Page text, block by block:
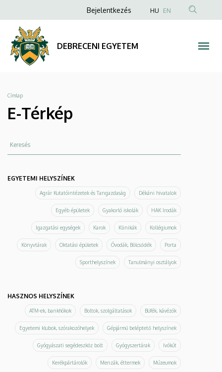
Térkép
DEBRECENI
EGYETEM
a
tartalomra
Anonim
menüje
Bejelentkezés HU EN
DEBRECENI EGYETEM
Morzsa
Címlap
E-Térkép
Keresés
EGYETEMI HELYSZÍNEK
Agrár Kutatóintézetek és Tangazdaság Dékáni hivatalok
Egyéb épületek Gyakorló iskolák HAK Irodák
Igazgatási egységek Karok Klinikák Kollégiumok
Könyvtárak Oktatási épületek Óvodák, Bölcsődék Porta
Sporthelyszínek Tanulmányi osztályok
HASZNOS HELYSZÍNEK
ATM-ek, bankfiókok Boltok, szolgáltatások Büfék, kávézók
Egyetemi klubok, szórakozóhelyek Gépjármű beléptető helyszínek
Gyógyászati segédeszköz bolt Gyógyszertárak Ivókút
Kerékpártárolók Menzák, éttermek Múzeumok